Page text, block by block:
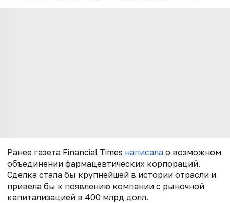
Ранее газета Financial Times написала о возможном
объединении фармацевтических корпораций.
Сделка стала бы крупнейшей в истории отрасли и
привела бы к появлению компании с рыночной
капитализацией в 400 млрд долл.